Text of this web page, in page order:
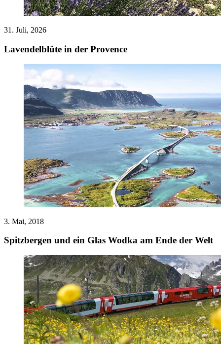
31. Juli, 2026
Lavendelblüte in der Provence
3. Mai, 2018
Spitzbergen und ein Glas Wodka am Ende der Welt